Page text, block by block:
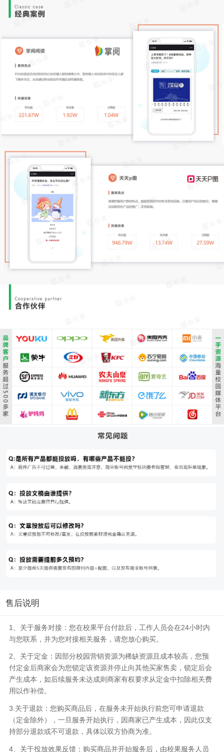
售后说明
1、关于服务对接：您在校果平台付款后，工作人员会在24小时内
与您联系，并为您对接相关服务，请您放心购买。
2、关于定金：因部分校园营销资源为稀缺资源且成本较高，您预
付定金后商家会为您锁定该资源并停止向其他买家售卖，锁定后会
产生成本，如后续服务未达成则商家有权要求从定金中扣除相关费
用以作补偿。
3.关于退款：您购买商品后，在服务未开始执行前您可申请退款
（定金除外），一旦服务开始执行，因商家已产生成本，因此仅支
持部分退款或不可退款，具体以双方协商为准。
4、关于投放效果反馈：购买商品并开始服务后，由校果服务人员